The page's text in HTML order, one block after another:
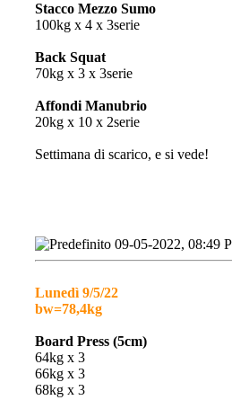
Stacco Mezzo Sumo
100kg x 4 x 3serie
Back Squat
70kg x 3 x 3serie
Affondi Manubrio
20kg x 10 x 2serie
Settimana di scarico, e si vede!
09-05-2022, 08:49
Lunedì 9/5/22
bw=78,4kg
Board Press (5cm)
64kg x 3
66kg x 3
68kg x 3